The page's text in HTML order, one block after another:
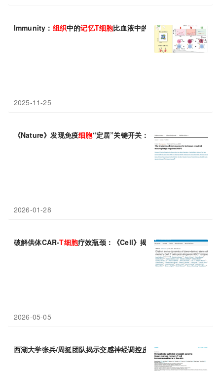
Immunity： 组织中的记忆T细胞比血液中的 记忆T细胞寿命长
2025-11-25
《Nature》发现免疫细胞“定居”关键开关：DHPS通过调控特定
2026-01-28
破解供体CAR-T细胞疗效瓶颈：《Cell》揭示干细胞记忆T细胞是
2026-05-05
西湖大学张兵/周挺团队揭示交感神经调控皮肤驻留 细胞免疫